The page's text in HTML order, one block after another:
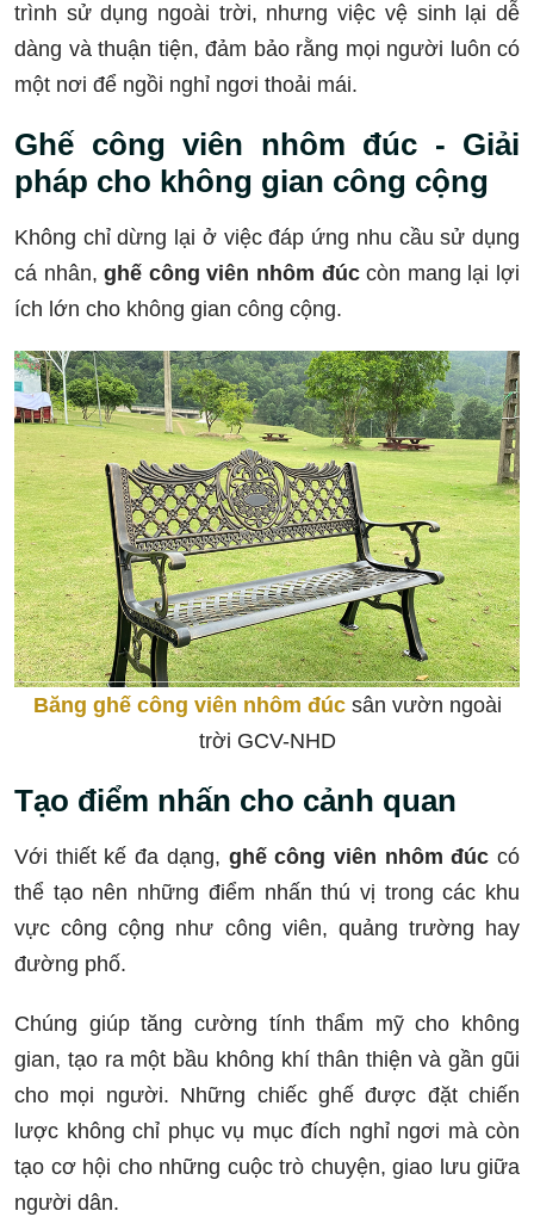
trình sử dụng ngoài trời, nhưng việc vệ sinh lại dễ
dàng và thuận tiện, đảm bảo rằng mọi người luôn có
một nơi để ngồi nghỉ ngơi thoải mái.
Ghế công viên nhôm đúc - Giải
pháp cho không gian công cộng
Không chỉ dừng lại ở việc đáp ứng nhu cầu sử dụng
cá nhân,ghế công viên nhôm đúccòn mang lại lợi
ích lớn cho không gian công cộng.
Băng ghế công viên nhôm đúcsân vườn ngoài
trời GCV-NHD
Tạo điểm nhấn cho cảnh quan
Với thiết kế đa dạng, ghế công viên nhôm đúc có
thể tạo nên những điểm nhấn thú vị trong các khu
vực công cộng như công viên, quảng trường hay
đường phố.
Chúng giúp tăng cường tính thẩm mỹ cho không
gian, tạo ra một bầu không khí thân thiện và gần gũi
cho mọi người. Những chiếc ghế được đặt chiến
lược không chỉ phục vụ mục đích nghỉ ngơi mà còn
tạo cơ hội cho những cuộc trò chuyện, giao lưu giữa
người dân.